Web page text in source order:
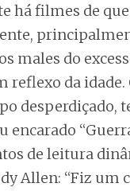
há filmes de
males do
reflexo da idade.
desperdiçado,
encarado
de leitura
Allen: “Fiz um